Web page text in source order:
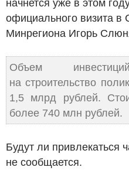
начнется уже в этом
официального визита в
Минрегиона Игорь
Объем
на строительство
1,5 млрд рублей.
более 740 млн рублей.
Будут ли привлекаться
не сообщается.